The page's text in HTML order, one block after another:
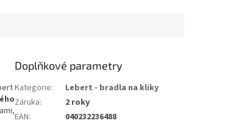
Doplňkové parametry
Kategorie:
Lebert - bradla na kliky
Záruka:
2 roky
EAN: 040232236488